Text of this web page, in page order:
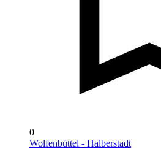
0
Wolfenbüttel - Halberstadt